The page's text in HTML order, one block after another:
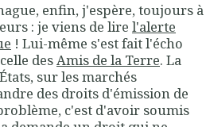
enfin, j'espère, toujours à
: je viens de lire l'alerte
! Lui-même s'est fait l'écho
desAmis de la Terre. La
sur les marchés
des droits d'émission de
c'est d'avoir soumis